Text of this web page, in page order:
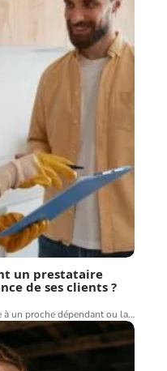
un prestataire
de ses clients ?
un proche dépendant ou la…